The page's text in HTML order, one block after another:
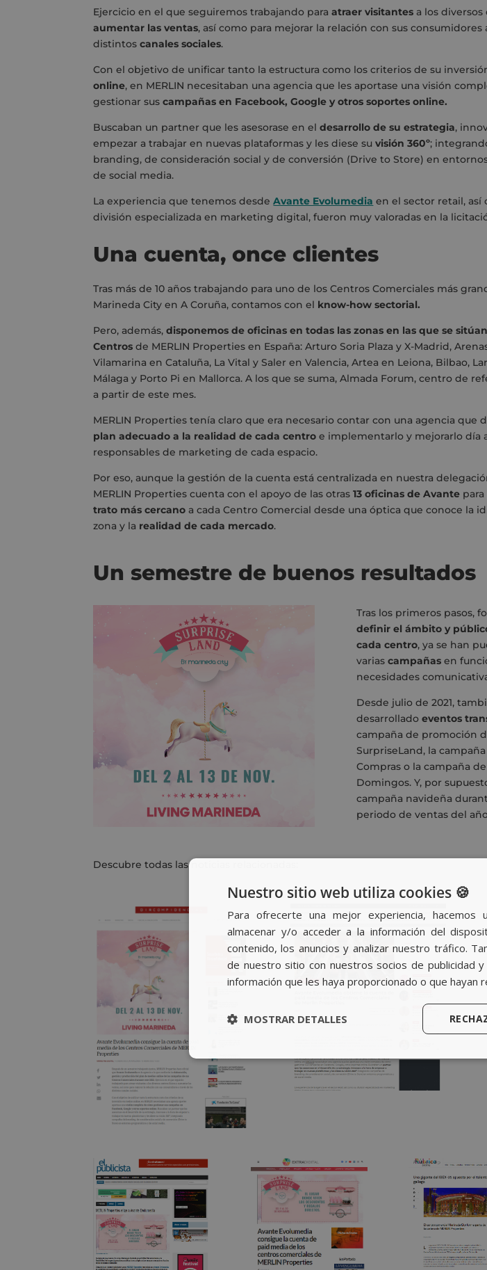
Ejercicio en el que seguiremos trabajando paraatraer visitantes a los
aumentar las ventas, así como para mejorar la relación con sus consumidores
distintoscanales sociales.
Con el objetivo de unificar tanto la estructura como los criterios de su
online, en MERLIN necesitaban una agencia que les aportase una visión
gestionar suscampañas en Facebook, Google y otros soportes online.
Buscaban un partner que les asesorase en eldesarrollo de su estrategia,
empezar a trabajar en nuevas plataformas y les diese suvisión 360º;
branding, de consideración social y de conversión (Drive to Store) en
de social media.
La experiencia que tenemos desdeAvante Evolumedia en el sector retail, así
división especializada en marketing digital, fueron muy valoradas en la
Una cuenta, once clientes
Tras más de 10 años trabajando para uno de los Centros Comerciales más
Marineda City en A Coruña, contamos con el know-how sectorial.
Pero, además,disponemos de oficinas en todas las zonas en las que se
Centros de MERLIN Properties en España: Arturo Soria Plaza y X-Madrid,
Vilamarina en Cataluña, La Vital y Saler en Valencia, Artea en Leiona, Bilbao,
Málaga y Porto Pi en Mallorca. A los que se suma, Almada Forum, centro de
a partir de este mes.
MERLIN Properties tenía claro que era necesario contar con una agencia que
plan adecuado a la realidad de cada centro e implementarlo y mejorarlo día
responsables de marketing de cada espacio.
Por eso, aunque la gestión de la cuenta está centralizada en nuestra
MERLIN Properties cuenta con el apoyo de las otras13 oficinas de Avante
trato más cercano a cada Centro Comercial desde una óptica que conoce la
zona y la realidad de cada mercado.
Un semestre de buenos resultados
Tras los primeros pasos,
definir el ámbito y
cada centro, ya se han
varias campañasen
necesidades
Desde julio de 2021,
desarrollado eventos
campaña de promoción
SurpriseLand, la
Compras o la campaña
Domingos. Y, por
campaña navideña
periodo de ventas del
Descubre todas las noticias relacionadas:
Nuestro sitio web utiliza cookies 🍪
Para ofrecerte una mejor experiencia,
almacenar y/o acceder a la información del
contenido, los anuncios y analizar nuestro tráfico.
de nuestro sitio con nuestros socios de publicidad
información que les haya proporcionado o que hayan
MOSTRAR DETALLES